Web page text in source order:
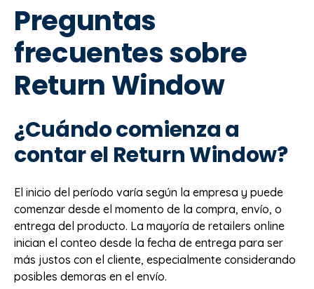
Preguntas
frecuentes sobre
Return Window
¿Cuándo comienza a
contar el Return Window?
El inicio del período varía según la empresa y puede
comenzar desde el momento de la compra, envío, o
entrega del producto. La mayoría de retailers online
inician el conteo desde la fecha de entrega para ser
más justos con el cliente, especialmente considerando
posibles demoras en el envío.